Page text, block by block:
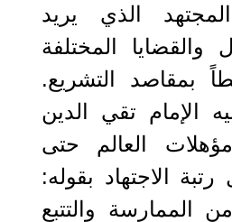
الذي يريد
والقضايا المختلفة
بمقاصد التشريع.
الإمام تقي الدين
العالم حتى
الاجتهاد بقوله:
الممارسة والتتبع